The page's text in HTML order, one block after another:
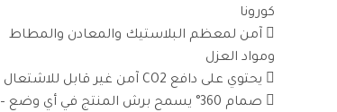
كورونا
 آمن لمعظم البلاستيك والمعادن والمطاط
ومواد العزل
 يحتوي على دافع CO2 آمن غير قابل للاشتعال
 صمام 360° يسمح برش المنتج في أي وضع –